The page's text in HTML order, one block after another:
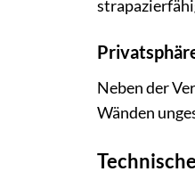
Neben der
Wänden